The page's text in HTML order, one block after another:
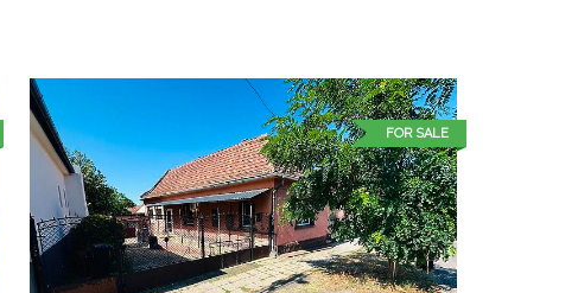
FOR SALE